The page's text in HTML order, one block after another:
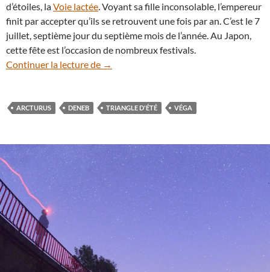
d’étoiles, laVoie lactée . Voyant sa fille inconsolable, l’empereur
finit par accepter qu’ils se retrouvent une fois par an. C’est le 7
juillet, septième jour du septième mois de l’année. Au Japon,
cette fête est l’occasion de nombreux festivals.
Continuer la lecture de
Zoom sur Véga, la plus belle étoile du ciel
→
ARCTURUS DENEB TRIANGLE D'ÉTÉ VÉGA